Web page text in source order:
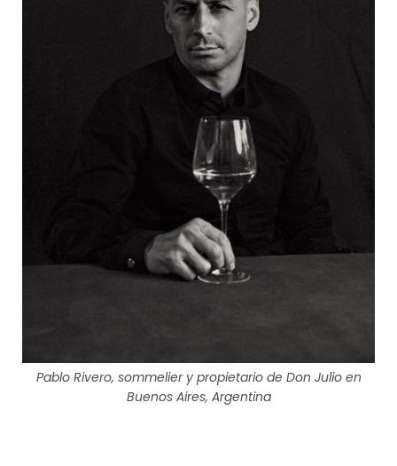
Pablo Rivero, sommelier y propietario de Don Julio en
Buenos Aires, Argentina